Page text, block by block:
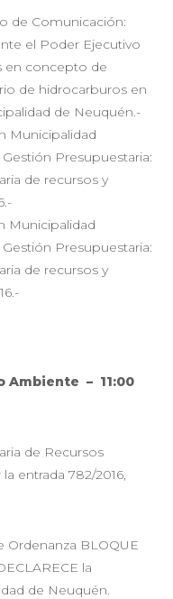
de Comunicación:
el Poder Ejecutivo
en concepto de
de hidrocarburos en
de Neuquén.-
Municipalidad
Presupuestaria:
de recursos y
Municipalidad
Presupuestaria:
de recursos y
Ambiente – 11:00
de Recursos
entrada 782/2016,
Ordenanza BLOQUE
la
de Neuquén.